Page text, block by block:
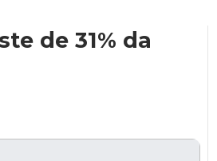
de 31% da